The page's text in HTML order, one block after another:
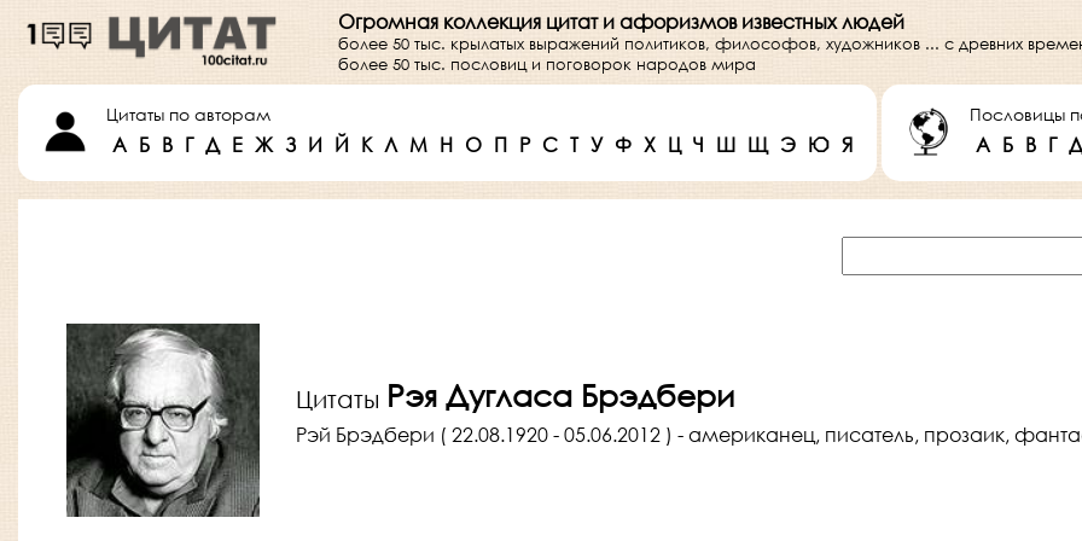
Огромная коллекция цитат и афоризмов известных людей
более 50 тыс. крылатых выражений политиков, философов, художников ... с древних
более 50 тыс. пословиц и поговорок народов мира
Цитаты по авторам
А Б В Г Д Е Ж З И Й К Л М Н О П Р С Т У Ф Х Ц Ч Ш Щ Э Ю Я
Пословицы
А Б В Г Д
Цитаты Рэя Дугласа Брэдбери
Рэй Брэдбери ( 22.08.1920 - 05.06.2012 ) - американец, писатель, прозаик,